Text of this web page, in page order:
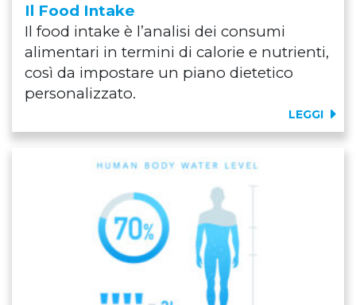
Il Food Intake
Il food intake è l’analisi dei consumi
alimentari in termini di calorie e nutrienti,
così da impostare un piano dietetico
personalizzato.
LEGGI